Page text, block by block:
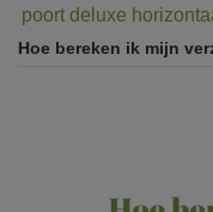
poort deluxe
Hoe bereken ik mijn